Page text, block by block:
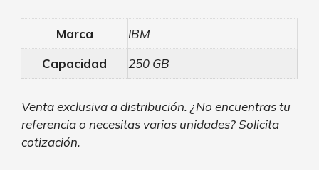
Marca
IBM
Capacidad
250 GB
Venta exclusiva a distribución. ¿No encuentras tu
referencia o necesitas varias unidades? Solicita
cotización.